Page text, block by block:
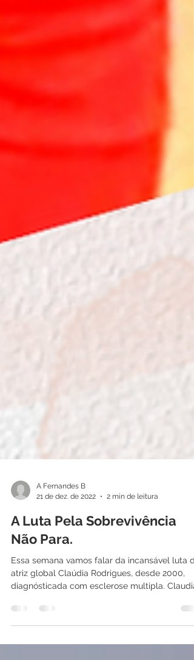
A Fernandes B
21 de dez. de 2022
A Luta Pela Sobrevivência
Não Para.
atriz global Claúdia Rodrigues, desde 2000,
diagnósticada com esclerose multipla.